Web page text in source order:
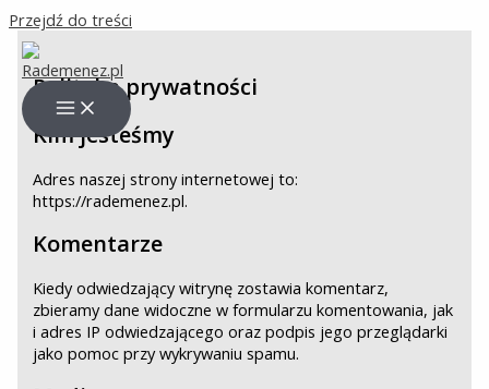
Przejdź do treści
Polityka prywatności
Kim jesteśmy
Adres naszej strony internetowej to:
https://rademenez.pl.
Komentarze
Kiedy odwiedzający witrynę zostawia komentarz,
zbieramy dane widoczne w formularzu komentowania, jak
i adres IP odwiedzającego oraz podpis jego przeglądarki
jako pomoc przy wykrywaniu spamu.